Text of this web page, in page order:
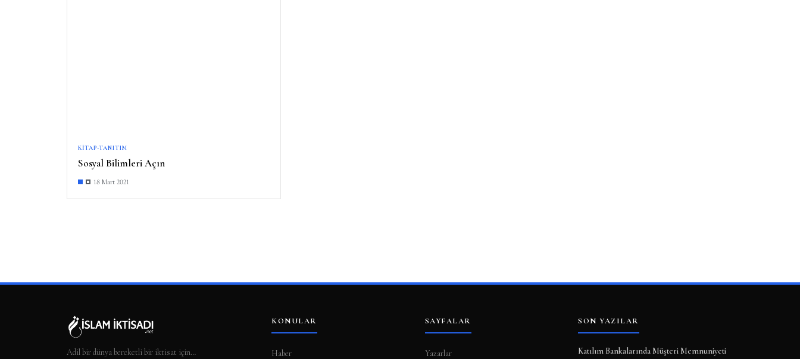
KITAP-TANITIM
Sosyal Bilimleri Açın
18 Mart 2021
Adil bir dünya bereketli bir iktisat için…
KONULAR
Haber
SAYFALAR
Yazarlar
SON YAZILAR
Katılım Bankalarında Müşteri Memnuniyeti